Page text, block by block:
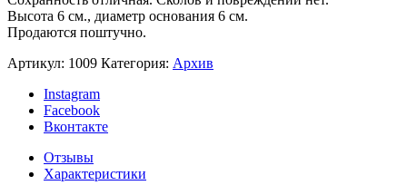
Высота 6 см., диаметр основания 6 см.
Продаются поштучно.
Артикул: 1009 Категория: Архив
Instagram
Facebook
Вконтакте
Отзывы
Характеристики